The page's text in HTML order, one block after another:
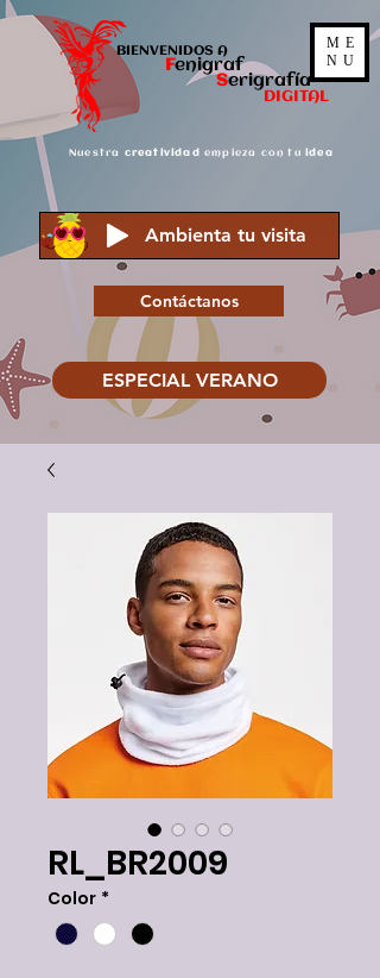
BIENVENIDOS A
Fenigraf
Serigrafía
DIGITAL
Nuestra creatividad empieza con tu idea
Ambienta tu visita
Contáctanos
ESPECIAL VERANO
ME
NU
RL_BR2009
Color *